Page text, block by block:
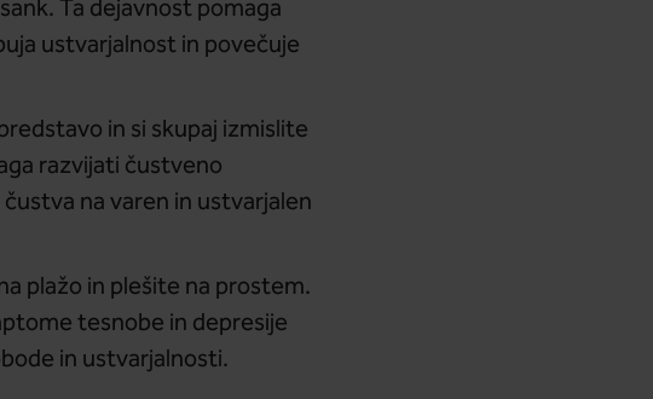
Ta dejavnost pomaga
ustvarjalnost in povečuje
in si skupaj izmislite
razvijati čustveno
na varen in ustvarjalen
plažo in plešite na prostem.
tesnobe in depresije
in ustvarjalnosti.